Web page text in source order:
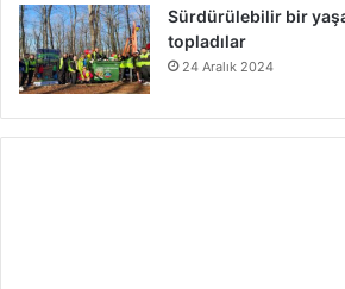
Sürdürülebilir bir
topladılar
24 Aralık 2024